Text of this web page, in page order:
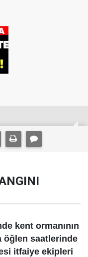
kent ormanının
öğlen saatlerinde
itfaiye ekipleri